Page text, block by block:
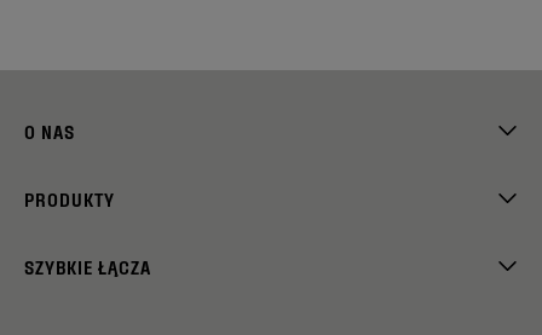
O NAS
PRODUKTY
SZYBKIE ŁĄCZA